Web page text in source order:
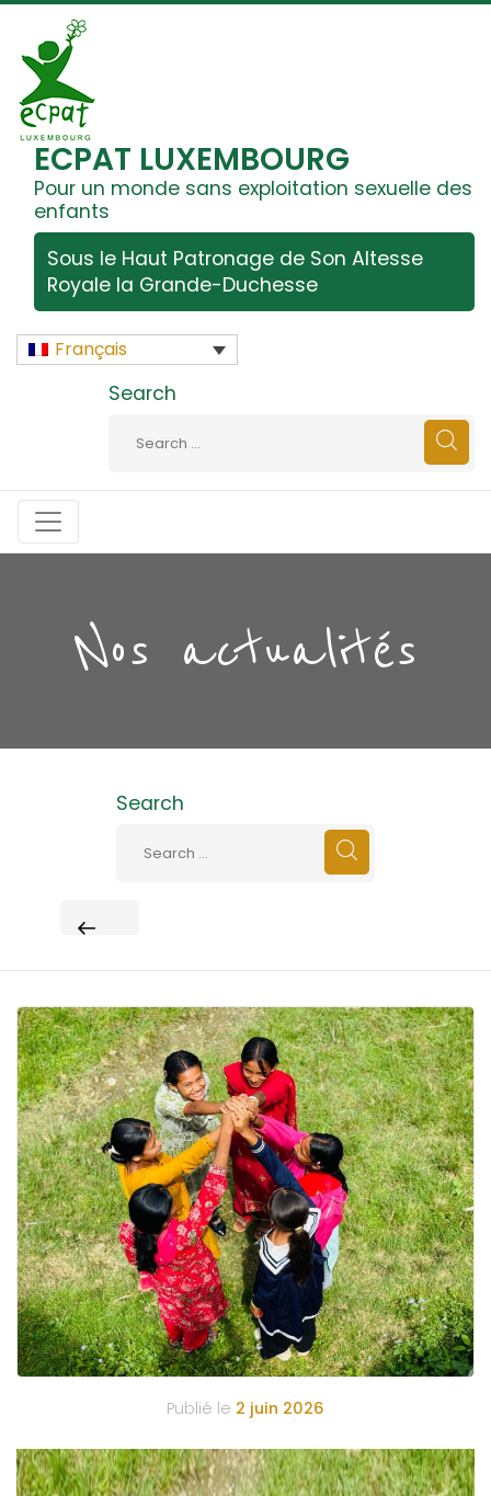
ECPAT LUXEMBOURG
Pour un monde sans exploitation sexuelle des
enfants
Sous le Haut Patronage de Son Altesse
Royale la Grande-Duchesse
Français
Search
Nos actualités
Search
Publié le 2 juin 2026